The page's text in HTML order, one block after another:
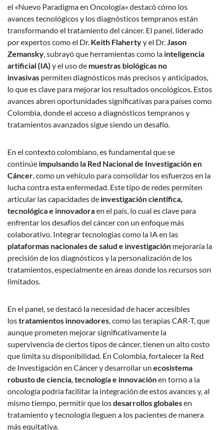
el «Nuevo Paradigma en Oncología» destacó cómo los
avances tecnológicos y los diagnósticos tempranos están
transformando el tratamiento del cáncer. El panel, liderado
por expertos como el Dr. Keith Flahertyy el Dr.Jason
Zemansky, subrayó que herramientas como la inteligencia
artificial (IA) y el uso de muestras biológicas no
invasivas permiten diagnósticos más precisos y anticipados,
lo que es clave para mejorar los resultados oncológicos. Estos
avances abren oportunidades significativas para países como
Colombia, donde el acceso a diagnósticos tempranos y
tratamientos avanzados sigue siendo un desafío.
En el contexto colombiano, es fundamental que se
continúe impulsando la Red Nacional de Investigación en
Cáncer, como un vehículo para consolidar los esfuerzos en la
lucha contra esta enfermedad. Este tipo de redes permiten
articular las capacidades de investigación científica,
tecnológica e innovadoraen el país, lo cual es clave para
enfrentar los desafíos del cáncer con un enfoque más
colaborativo. Integrar tecnologías como la IA en las
plataformas nacionales de salud e investigación mejoraría la
precisión de los diagnósticos y la personalización de los
tratamientos, especialmente en áreas donde los recursos son
limitados.
En el panel, se destacó la necesidad de hacer accesibles
lostratamientos innovadores, como las terapias CAR-T, que
aunque prometen mejorar significativamente la
supervivencia de ciertos tipos de cáncer, tienen un alto costo
que limita su disponibilidad. En Colombia, fortalecer la Red
de Investigación en Cáncer y desarrollar un ecosistema
robusto de ciencia, tecnología e innovaciónen torno a la
oncología podría facilitar la integración de estos avances y, al
mismo tiempo, permitir que losdesarrollos globalesen
tratamiento y tecnología lleguen a los pacientes de manera
más equitativa.